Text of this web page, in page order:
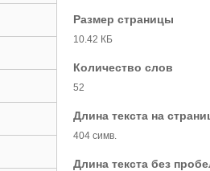
Размер страницы
10.42 КБ
Количество слов
52
Длина текста на
404 симв.
Длина текста без